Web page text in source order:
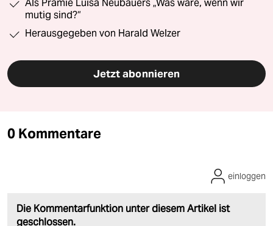
Als Prämie Luisa Neubauers „Was wäre, wenn wir
mutig sind?“
Herausgegeben von Harald Welzer
Jetzt abonnieren
0 Kommentare
Die Kommentarfunktion unter diesem Artikel ist
geschlossen.
einloggen